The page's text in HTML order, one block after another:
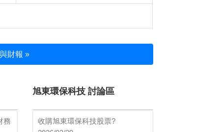
財報 »
務
旭東環保科技 討論區
收購旭東環保科技股票?